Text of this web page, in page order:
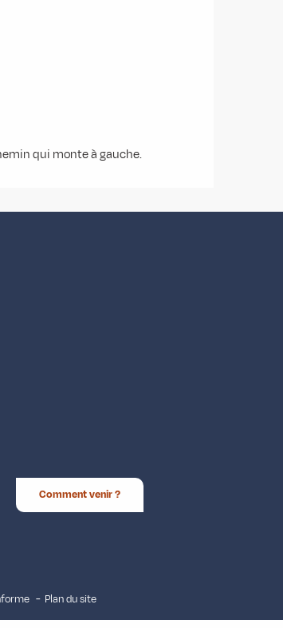
qui monte à gauche.
Comment venir ?
Plan du site